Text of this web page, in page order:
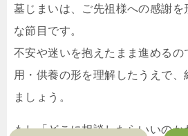
墓じまいは、ご先祖様への感謝を
な節目です。
不安や迷いを抱えたまま進めるの
用・供養の形を理解したうえで、
ましょう。
もし「どこに相談したらいいの